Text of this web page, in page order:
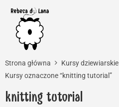
content
Strona główna
Kursy dziewiarskie
Kursy oznaczone “knitting tutorial”
knitting tutorial